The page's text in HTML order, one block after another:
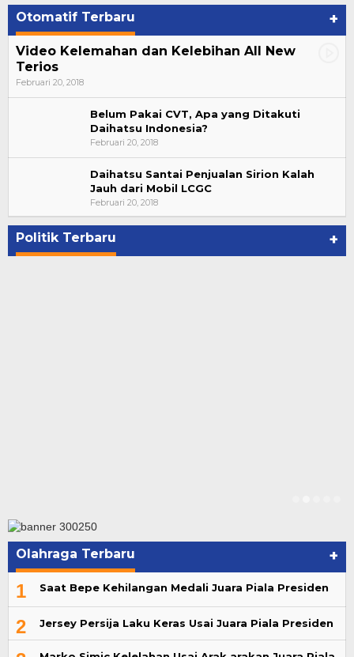
Otomatif Terbaru +
Video Kelemahan dan Kelebihan All New
Terios
Februari 20, 2018
Belum Pakai CVT, Apa yang Ditakuti
Daihatsu Indonesia?
Februari 20, 2018
Daihatsu Santai Penjualan Sirion Kalah
Jauh dari Mobil LCGC
Februari 20, 2018
Politik Terbaru +
Bupati Ahmad Hijazi, Hadiri Paripurna Hasil
Penetapan Paslon Bupati dan Wabup Te…
Di NASIONAL, POLITIK, REJANG LEBONG
Olahraga Terbaru +
1 Saat Bepe Kehilangan Medali Juara Piala Presiden
2 Jersey Persija Laku Keras Usai Juara Piala Presiden